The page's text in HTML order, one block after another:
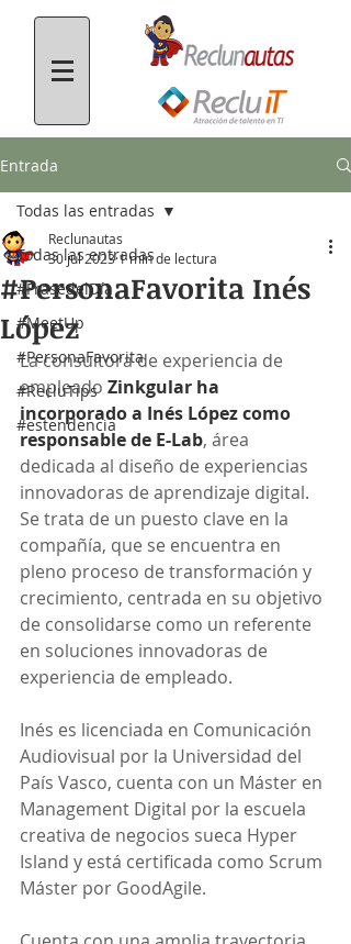
Entrada
Todas las entradas
#FrasedelDía
#MeetUp
#PersonaFavorita
#RecluTips
#estendencia
Todas las entradas
#PersonaFavorita Inés
López
Reclunautas
30 jul 20231 min de lectura
La consultora de experiencia de
empleado Zinkgular ha
incorporado a Inés López como
responsable de E-Lab, área
dedicada al diseño de experiencias
innovadoras de aprendizaje digital.
Se trata de un puesto clave en la
compañía, que se encuentra en
pleno proceso de transformación y
crecimiento, centrada en su objetivo
de consolidarse como un referente
en soluciones innovadoras de
experiencia de empleado.
Inés es licenciada en Comunicación
Audiovisual por la Universidad del
País Vasco, cuenta con un Máster en
Management Digital por la escuela
creativa de negocios sueca Hyper
Island y está certificada como Scrum
Máster por GoodAgile.